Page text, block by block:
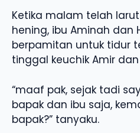
Ketika malam telah
hening, ibu Aminah dan
berpamitan untuk tidur
tinggal keuchik Amir dan
“maaf pak, sejak tadi
bapak dan ibu saja,
bapak?” tanyaku.